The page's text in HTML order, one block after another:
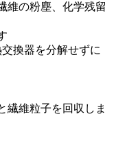
維の粉塵、化学残留
換器を分解せずに
繊維粒子を回収しま